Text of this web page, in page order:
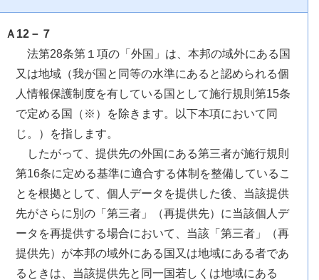
Ａ12－７
法第28条第１項の「外国」は、本邦の域外にある国
又は地域（我が国と同等の水準にあると認められる個
人情報保護制度を有している国として施行規則第15条
で定める国（※）を除きます。以下本項において同
じ。）を指します。
したがって、提供先の外国にある第三者が施行規則
第16条に定める基準に適合する体制を整備しているこ
とを根拠として、個人データを提供した後、当該提供
先がさらに別の「第三者」（再提供先）に当該個人デ
ータを再提供する場合において、当該「第三者」（再
提供先）が本邦の域外にある国又は地域にある者であ
るときは、当該提供先と同一国若しくは地域にある